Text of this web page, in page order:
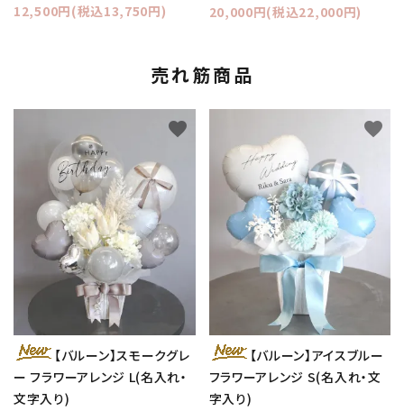
12,500円(税込13,750円)
20,000円(税込22,000円)
売れ筋商品
【バルーン】スモークグレ
ー フラワーアレンジ L(名入れ・
文字入り)
favorite
【バルーン】アイスブルー
フラワーアレンジ S(名入れ・文
字入り)
favorite